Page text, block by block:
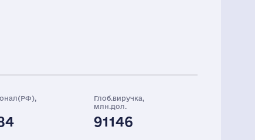
Глоб.виручка,
млн.дол.
91146